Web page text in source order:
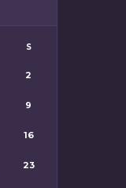
S
2
9
16
23